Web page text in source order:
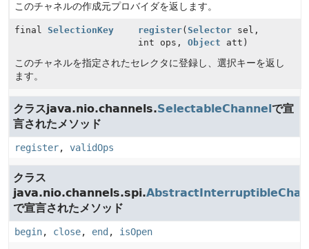
このチャネルの作成元プロバイダを返します。
final SelectionKey register(Selector sel,
int ops,Object att)
このチャネルを指定されたセレクタに登録し、選択キーを返し
ます。
クラスjava.nio.channels.SelectableChannelで宣
言されたメソッド
register, validOps
クラス
java.nio.channels.spi.
で宣言されたメソッド
begin, close, end , isOpen